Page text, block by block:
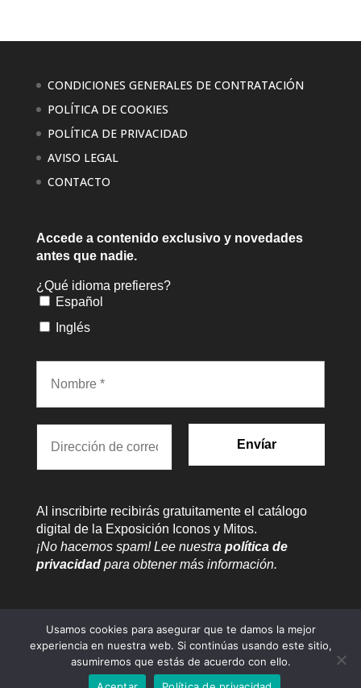
CONDICIONES GENERALES DE CONTRATACIÓN
POLÍTICA DE COOKIES
POLÍTICA DE PRIVACIDAD
AVISO LEGAL
CONTACTO
Accede a contenido exclusivo y novedades
antes que nadie.
¿Qué idioma prefieres?
Español
Inglés
Al inscribirte recibirás gratuitamente el catálogo
digital de la Exposición Iconos y Mitos.
¡No hacemos spam! Lee nuestra política de
privacidadpara obtener más información.
Usamos cookies para asegurar que te damos la mejor
experiencia en nuestra web. Si continúas usando este sitio,
asumiremos que estás de acuerdo con ello.